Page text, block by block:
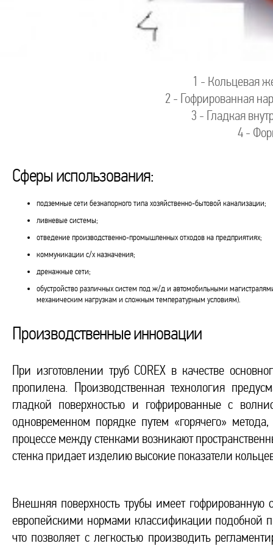
1 - Кольцевая
2 - Гофрированная
3 - Гладкая
4 -
Сферы использования:
подземные сети безнапорного типа хозяйственно-бытовой канализации;
ливневые системы;
отведение производственно-промышленных отходов на предприятиях;
коммуникации с/х назначения;
дренажные сети;
обустройство различных систем под ж/д и автомобильными
механическим нагрузкам и сложным температурным условиям).
Производственные инновации
При изготовлении труб COREX в качестве
пропилена. Производственная технология
гладкой поверхностью и гофрированные с
одновременном порядке путем «горячего»
процессе между стенками возникают
стенка придает изделию высокие показатели
Внешняя поверхность трубы имеет гофрированную
европейскими нормами классификации подобной
что позволяет с легкостью производить